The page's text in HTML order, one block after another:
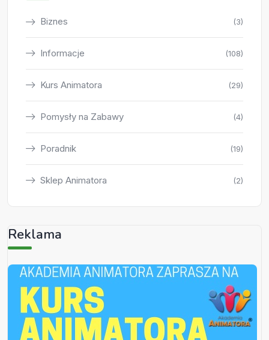
Biznes (3)
Informacje (108)
Kurs Animatora (29)
Pomysły na Zabawy (4)
Poradnik (19)
Sklep Animatora (2)
Reklama